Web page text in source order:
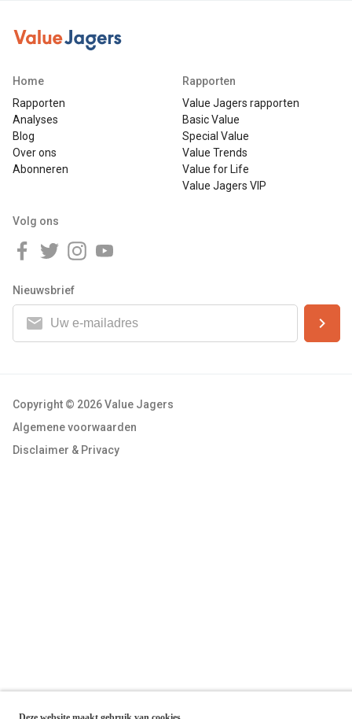
Home
Rapporten
Analyses
Blog
Over ons
Abonneren
Rapporten
Value Jagers rapporten
Basic Value
Special Value
Value Trends
Value for Life
Value Jagers VIP
Volg ons
Nieuwsbrief
Copyright © 2026 Value Jagers
Algemene voorwaarden
Disclaimer & Privacy